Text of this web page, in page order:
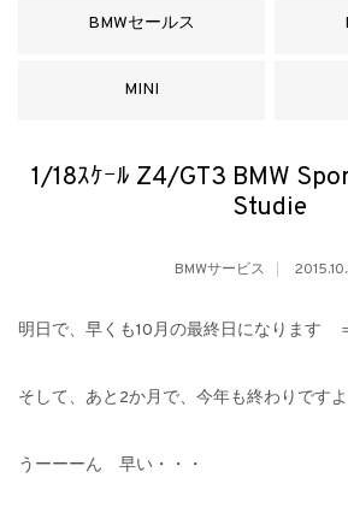
BMWセールス
MINI
1/18ｽｹｰﾙ Z4/GT3 BMW
Studie
BMWサービス
明日で、早くも10月の最終日になります
そして、あと2か月で、今年も終わりで
うーーーん 早い・・・